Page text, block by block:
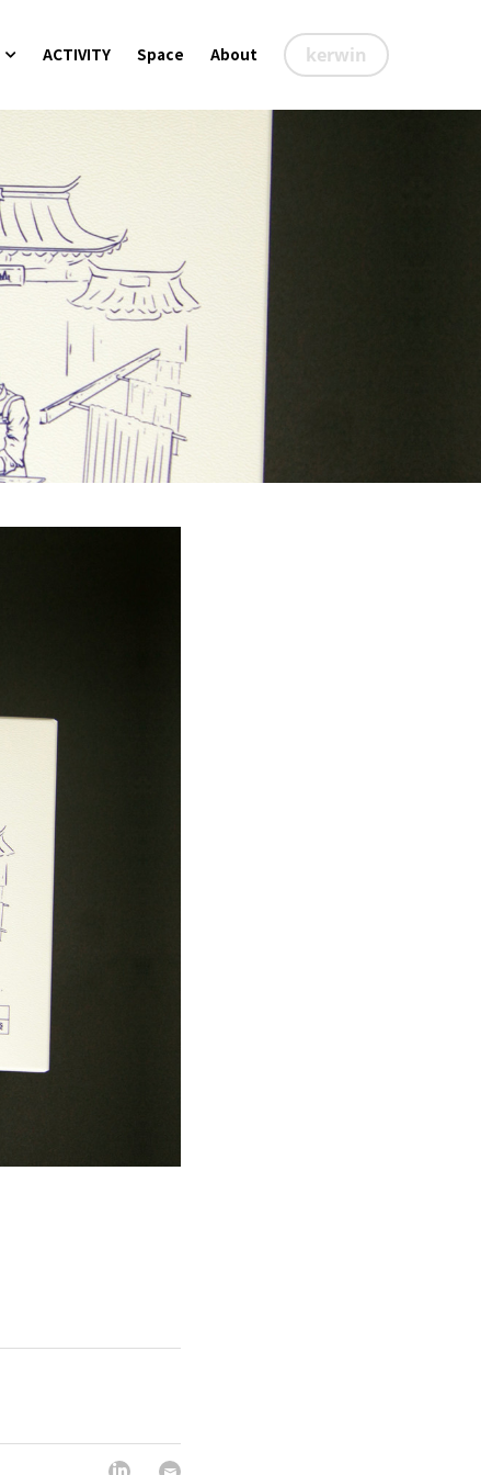
ACTIVITY Space About kerwin